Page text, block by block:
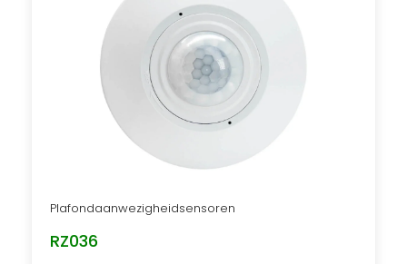
Plafondaanwezigheidsensoren
RZ036